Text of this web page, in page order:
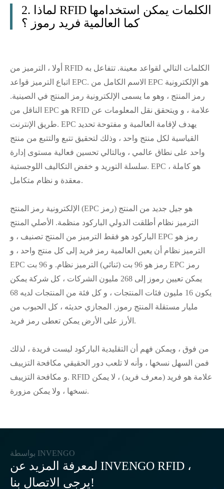
2. لماذا RFID الكلمات يمكن استخدامها
كما العالمية فريد رموز ؟
أولا ، الترميز من RFID الكلمات التالي لقواعد معينة. تتفاعل به
اتباع الترميز قواعد EPC. الاسم الكامل من EPC هو الإلكترونية
رمز المنتج ، وهو ما يسمى الإلكترونية رمز المنتج في الصينية.
الناقل من EPC هو RFID علامة ، و ويتحقق نقل المعلومات عن
طريق الإنترنت. EPC يهدف لإقامة العالمية و مفتوحة تحديد
القياسية لكل منتج واحد ، وذلك لتحقيق تتبع والتتبع من منتج
واحد على نطاق عالمي ، وبالتالي تحسين فعالية مستوى إدارة
سلسلة التوريد و خفض التكاليف اللوجستية. EPC هو كاملة ،
معقدة و نظام متكامل.
الإلكترونية رمز المنتج (EPC رمز) هو جيل جديد من المنتج
الترميز نظام أطلقت الدولي الباركود منظمة. الأصلي المنتج
الباركود هو فقط الترميز من المنتج تصنيف ، و EPC رمز هو
الترميز نظام أن يعين العالمية رمز فريد إلى كل منتج واحد ، و
EPC رمز هو 96 بت (ثنائي) الترميز نظام. و 96 بت EPC رمز
يمكن تعيين رموز إلى 268 مليون الشركات ، كل شركة يمكن
يكون 16 مليون فئات المنتجات ، و كل فئة من المنتجات لديه 68
مليار مستقلة المنتج رموز. المجازي حديثه ، كل الحبوب من
الأرز على الأرض يمكن تعطى رمز فريد.
من فوق ، ويمكن فهم أن التقليدية الباركود ليست فريدة ، لذلك
فمن السهل نسخها ، وأنه لا تلعب دور الحقيقي مكافحة التزييف
و مكافحة التزييف. RFID علامة هو فريد (معرف فريد) ، لا يمكن
نسخها ، ولا يمكن مزورة.
بواسطة INVENGO
لمعرفة المزيد عن INVENGO RFID ،
يرجى الاتصال بنا!